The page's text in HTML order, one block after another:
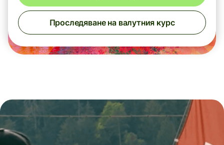
Проследяване на валутния курс